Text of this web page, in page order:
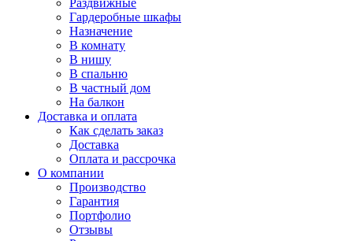
Раздвижные
Гардеробные шкафы
Назначение
В комнату
В нишу
В спальню
В частный дом
На балкон
Доставка и оплата
Как сделать заказ
Доставка
Оплата и рассрочка
О компании
Производство
Гарантия
Портфолио
Отзывы